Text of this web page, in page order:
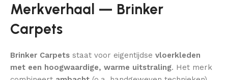
Merkverhaal — Brinker
Carpets
Brinker Carpets staat voor eigentijdse vloerkleden
met een hoogwaardige, warme uitstraling. Het merk